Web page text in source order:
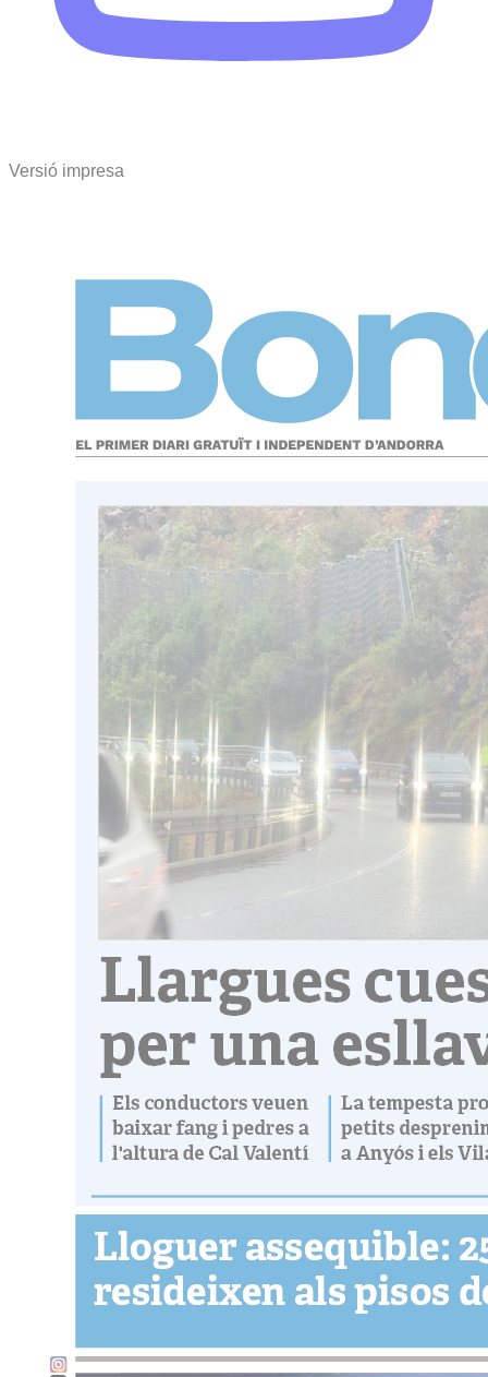
Versió impresa